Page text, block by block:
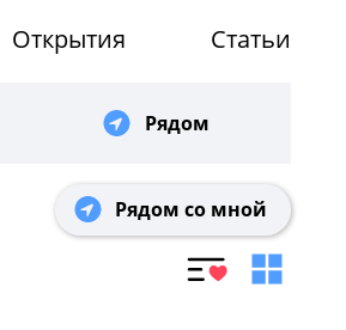
Открытия Статьи
Рядом
Рядом со мной